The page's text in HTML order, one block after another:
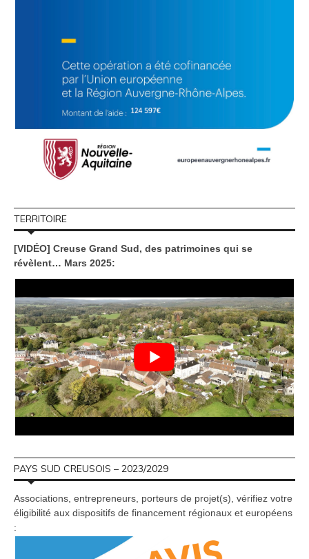
TERRITOIRE
[VIDÉO] Creuse Grand Sud, des patrimoines qui se
révèlent… Mars 2025:
PAYS SUD CREUSOIS – 2023/2029
Associations, entrepreneurs, porteurs de projet(s), vérifiez votre
éligibilité aux dispositifs de financement régionaux et européens
: